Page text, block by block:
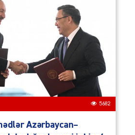
5682
Azərbaycan–